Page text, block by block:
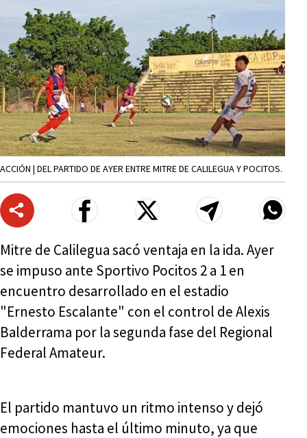
ACCIÓN | DEL PARTIDO DE AYER ENTRE MITRE DE CALILEGUA Y POCITOS.
Mitre de Calilegua sacó ventaja en la ida. Ayer
se impuso ante Sportivo Pocitos 2 a 1 en
encuentro desarrollado en el estadio
"Ernesto Escalante" con el control de Alexis
Balderrama por la segunda fase del Regional
Federal Amateur.
El partido mantuvo un ritmo intenso y dejó
emociones hasta el último minuto, ya que